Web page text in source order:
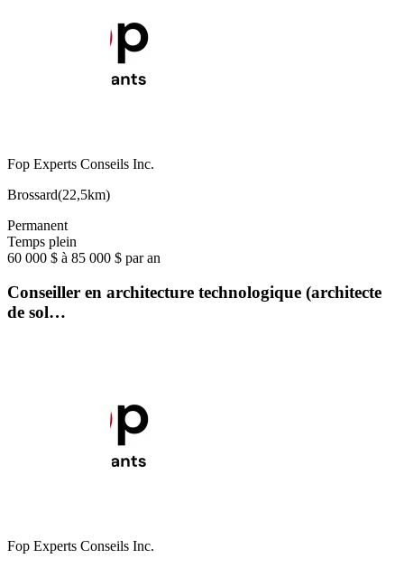
Fop Experts Conseils Inc.
Brossard(22,5km)
Permanent
Temps plein
60 000 $ à 85 000 $ par an
Conseiller en architecture technologique (architecte
de sol…
Fop Experts Conseils Inc.